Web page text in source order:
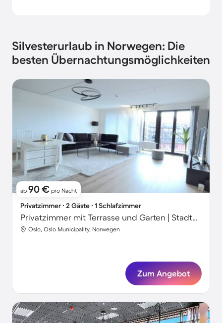
Silvesterurlaub in Norwegen: Die
besten Übernachtungsmöglichkeiten
ab 90 € pro Nacht
Privatzimmer ∙ 2 Gäste ∙ 1 Schlafzimmer
Privatzimmer mit Terrasse und Garten | Stadtblick
Oslo, Oslo Municipality, Norwegen
Zum Angebot